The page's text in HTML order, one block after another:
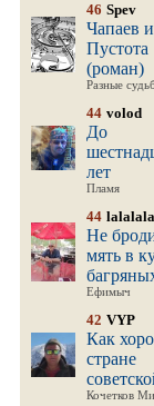
46 Spev
Чапаев и
Пустота
(роман)
Разные
44 volod
До
лет
Пламя
44
Не
мять в
Ефимыч
42 VYP
Как
стране
Кочетков